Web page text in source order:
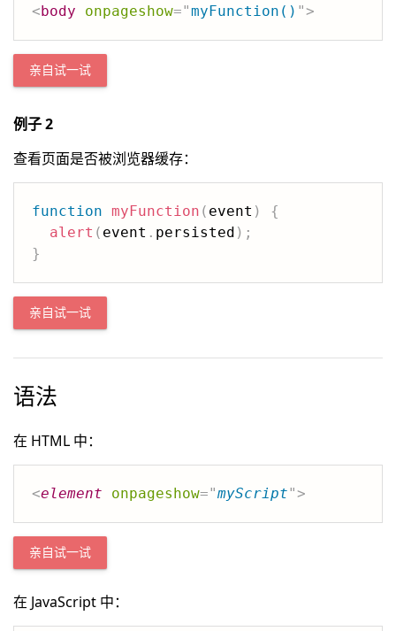
<body onpageshow="myFunction() ">
亲自试一试
例子 2
查看页面是否被浏览器缓存：
function myFunction ( event )
{
alert ( event . persisted ) ;
}
亲自试一试
语法
在 HTML 中：
<element onpageshow="myScript">
亲自试一试
在 JavaScript 中：